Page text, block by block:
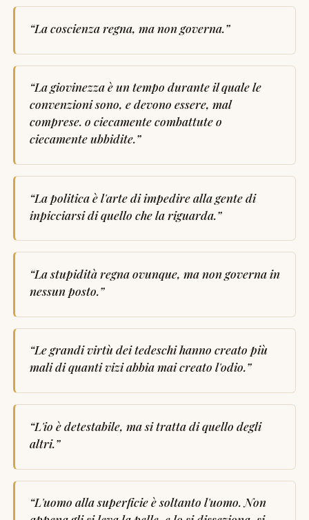
“La coscienza regna, ma non governa.”
“La giovinezza è un tempo durante il quale le
convenzioni sono, e devono essere, mal
comprese. o ciecamente combattute o
ciecamente ubbidite.”
“La politica è l'arte di impedire alla gente di
inpicciarsi di quello che la riguarda.”
“La stupidità regna ovunque, ma non governa in
nessun posto.”
“Le grandi virtù dei tedeschi hanno creato più
mali di quanti vizi abbia mai creato l'odio.”
“L'io è detestabile, ma si tratta di quello degli
altri.”
“L'uomo alla superficie è soltanto l'uomo. Non